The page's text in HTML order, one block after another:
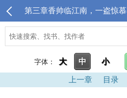
字体： 大 中 小
上一章 目录